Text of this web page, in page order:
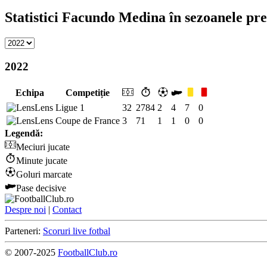
Statistici Facundo Medina în sezoanele
2022
Echipa
Competiție
Lens Ligue 1 32 2784 2 4 7
0
Lens Coupe de France 3 71 1 1 0
0
Legendă:
Meciuri jucate
Minute jucate
Goluri marcate
Pase decisive
Despre noi | Contact
Parteneri: Scoruri live fotbal
© 2007-2025 FootballClub.ro